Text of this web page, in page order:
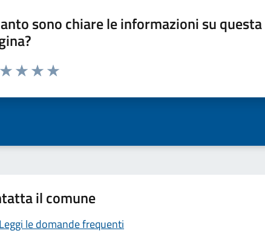
sono chiare le informazioni su questa
da 1 a 5 stelle la pagina
il comune
Leggi le domande frequenti